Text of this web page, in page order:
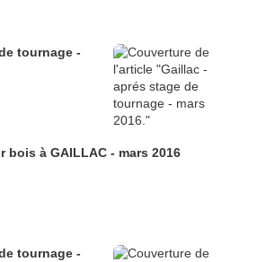
tournage -
bois à GAILLAC - mars 2016